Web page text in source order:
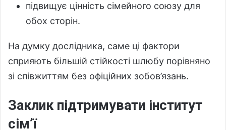
підвищує цінність сімейного союзу для
обох сторін.
На думку дослідника, саме ці фактори
сприяють більшій стійкості шлюбу порівняно
зі співжиттям без офіційних зобов’язань.
Заклик підтримувати інститут
сім’ї